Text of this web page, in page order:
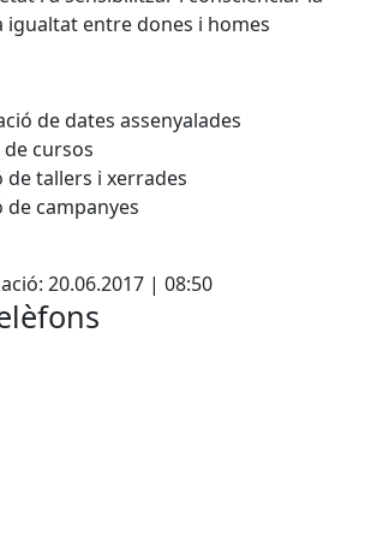
igualtat entre dones i homes
de dates assenyalades
cursos
de tallers i xerrades
campanyes
20.06.2017 | 08:50